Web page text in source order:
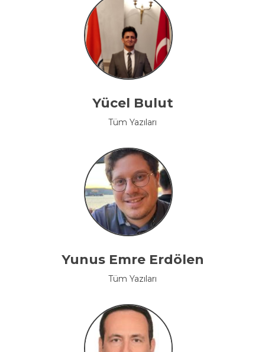
Yücel Bulut
Tüm Yazıları
Yunus Emre Erdölen
Tüm Yazıları